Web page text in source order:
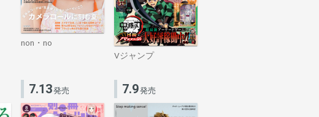
non・no
Vジャンプ
7.13発売 7.9発売